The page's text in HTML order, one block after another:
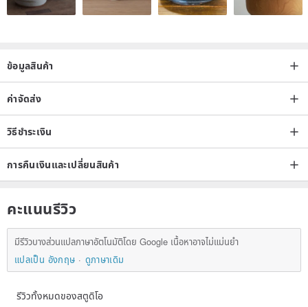
ข้อมูลสินค้า
ค่าจัดส่ง
วิธีชำระเงิน
การคืนเงินและเปลี่ยนสินค้า
คะแนนรีวิว
มีรีวิวบางส่วนแปลภาษาอัตโนมัติโดย Google เนื้อหาอาจไม่แม่นยำ
แปลเป็น อังกฤษ
ดูภาษาเดิม
รีวิวทั้งหมดของสตูดิโอ